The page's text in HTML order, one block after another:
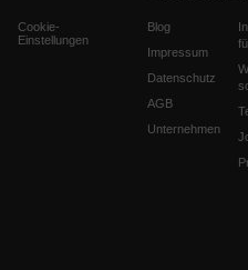
Cookie-
Einstellungen
Blog
Impressum
Datenschutz
AGB
Unternehmen